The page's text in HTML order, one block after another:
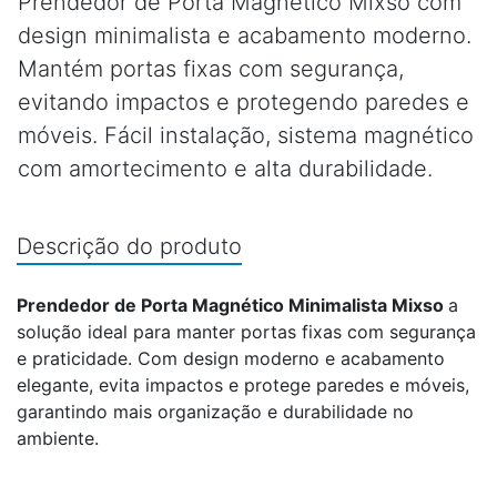
design minimalista e acabamento moderno.
Mantém portas fixas com segurança,
evitando impactos e protegendo paredes e
móveis. Fácil instalação, sistema magnético
com amortecimento e alta durabilidade.
Descrição do produto
Prendedor de Porta Magnético Minimalista Mixso a
solução ideal para manter portas fixas com segurança
e praticidade. Com design moderno e acabamento
elegante, evita impactos e protege paredes e móveis,
garantindo mais organização e durabilidade no
ambiente.